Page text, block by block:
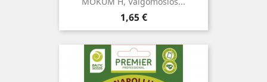
Kaina
1,65 €